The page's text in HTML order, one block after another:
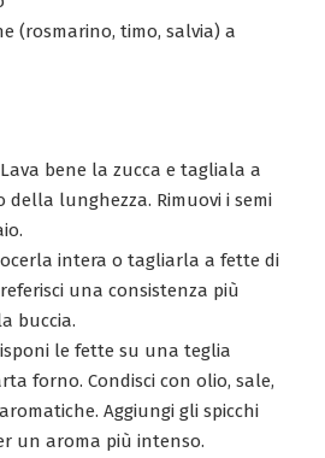
(rosmarino, timo, salvia) a
Lava bene la zucca e tagliala a
della lunghezza. Rimuovi i semi
intera o tagliarla a fette di
una consistenza più
buccia.
le fette su una teglia
forno. Condisci con olio, sale,
Aggiungi gli spicchi
un aroma più intenso.